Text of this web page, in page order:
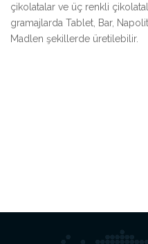
çikolatalar ve üç renkli
gramajlarda Tablet, Bar,
Madlen şekillerde üretilebilir.